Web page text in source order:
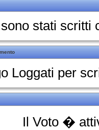
stati scritti
Loggati per
Il Voto �